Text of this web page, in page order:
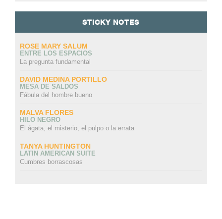
STICKY NOTES
ROSE MARY SALUM
ENTRE LOS ESPACIOS
La pregunta fundamental
DAVID MEDINA PORTILLO
MESA DE SALDOS
Fábula del hombre bueno
MALVA FLORES
HILO NEGRO
El ágata, el misterio, el pulpo o la errata
TANYA HUNTINGTON
LATIN AMERICAN SUITE
Cumbres borrascosas